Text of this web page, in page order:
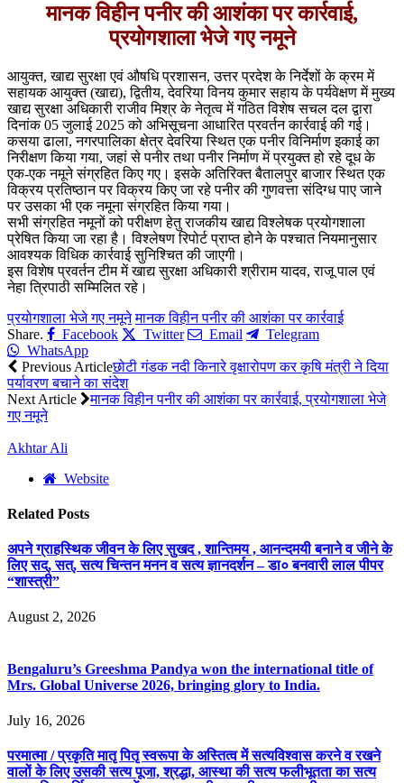
मानक विहीन पनीर की आशंका पर कार्रवाई,
प्रयोगशाला भेजे गए नमूने
आयुक्त, खाद्य सुरक्षा एवं औषधि प्रशासन, उत्तर प्रदेश के निर्देशों के क्रम में
सहायक आयुक्त (खाद्य), द्वितीय, देवरिया विनय कुमार सहाय के पर्यवेक्षण में मुख्य
खाद्य सुरक्षा अधिकारी राजीव मिश्र के नेतृत्व में गठित विशेष सचल दल द्वारा
दिनांक 05 जुलाई 2025 को अभिसूचना आधारित प्रवर्तन कार्रवाई की गई।
कसया ढाला, नगरपालिका क्षेत्र देवरिया स्थित एक पनीर विनिर्माण इकाई का
निरीक्षण किया गया, जहां से पनीर तथा पनीर निर्माण में प्रयुक्त हो रहे दूध के
एक-एक नमूने संग्रहित किए गए। इसके अतिरिक्त बैतालपुर बाजार स्थित एक
विक्रय प्रतिष्ठान पर विक्रय किए जा रहे पनीर की गुणवत्ता संदिग्ध पाए जाने
पर उसका भी एक नमूना संग्रहित किया गया।
सभी संग्रहित नमूनों को परीक्षण हेतु राजकीय खाद्य विश्लेषक प्रयोगशाला
प्रेषित किया जा रहा है। विश्लेषण रिपोर्ट प्राप्त होने के पश्चात नियमानुसार
आवश्यक विधिक कार्रवाई सुनिश्चित की जाएगी।
इस विशेष प्रवर्तन टीम में खाद्य सुरक्षा अधिकारी श्रीराम यादव, राजू पाल एवं
नेहा त्रिपाठी सम्मिलित रहे।
प्रयोगशाला भेजे गए नमूने मानक विहीन पनीर की आशंका पर कार्रवाई
Share.
Facebook Twitter Email
Telegram
WhatsApp
Previous Articleछोटी गंडक नदी किनारे वृक्षारोपण कर कृषि मंत्री ने दिया
पर्यावरण बचाने का संदेश
Next Article
मानक विहीन पनीर की आशंका पर कार्रवाई, प्रयोगशाला भेजे
गए नमूने
Akhtar Ali
Website
Related Posts
अपने ग्राहस्थिक जीवन के लिए सुखद , शान्तिमय , आनन्दमयी बनाने व जीने के
लिए सद्, सत्, सत्य चिन्तन मनन व सत्य ज्ञानदर्शन – डा० बनवारी लाल पीपर
“शास्त्री”
August 2, 2026
Bengaluru’s Greeshma Pandya won the international title of
Mrs. Global Universe 2026, bringing glory to India.
July 16, 2026
परमात्मा / प्रकृति मातृ पितृ स्वरूपा के अस्तित्व में सत्यविश्वास करने व रखने
वालों के लिए उसकी सत्य पूजा, श्रद्धा, आस्था की सत्य फलीभूतता का सत्य